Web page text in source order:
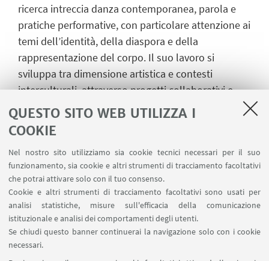
QUESTO SITO WEB UTILIZZA I
COOKIE
Nel nostro sito utilizziamo sia cookie tecnici necessari per il suo
funzionamento, sia cookie e altri strumenti di tracciamento facoltativi
che potrai attivare solo con il tuo consenso.
Cookie e altri strumenti di tracciamento facoltativi sono usati per
analisi statistiche, misure sull'efficacia della comunicazione
istituzionale e analisi dei comportamenti degli utenti.
Se chiudi questo banner continuerai la navigazione solo con i cookie
necessari.
ricerca intreccia danza contemporanea, parola e
pratiche performative, con particolare attenzione ai
temi dell’identità, della diaspora e della
rappresentazione del corpo. Il suo lavoro si
sviluppa tra dimensione artistica e contesti
interculturali, attraverso progetti collaborativi e
internazionali.
Nell’ambito del convegno internazionale
2026), organizzato dal Corso di Alta Formazione
“Mediazione artistica in contesti interculturali”
collaborazione con Cantieri Meticci.
IN EVIDENZA